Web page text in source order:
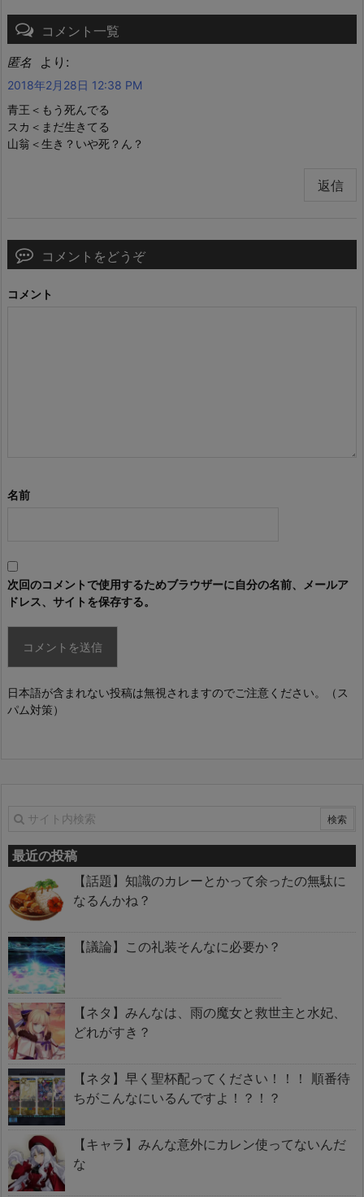
コメント一覧
匿名 より:
2018年2月28日 12:38 PM
青王＜もう死んでる
スカ＜まだ生きてる
山翁＜生き？いや死？ん？
返信
コメントをどうぞ
コメント
名前
次回のコメントで使用するためブラウザーに自分の名前、メールア
ドレス、サイトを保存する。
日本語が含まれない投稿は無視されますのでご注意ください。（ス
パム対策）
最近の投稿
【話題】知識のカレーとかって余ったの無駄に
なるんかね？
【議論】この礼装そんなに必要か？
【ネタ】みんなは、雨の魔女と救世主と水妃、
どれがすき？
【ネタ】早く聖杯配ってください！！！ 順番待
ちがこんなにいるんですよ！？！？
【キャラ】みんな意外にカレン使ってないんだ
な